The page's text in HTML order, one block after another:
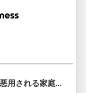
侵入は突然に 〜 IoTマルウェアと悪用される家庭の機器 ～ / When Intrusion Strikes: IoT Malware and the Abuse of Home Devices